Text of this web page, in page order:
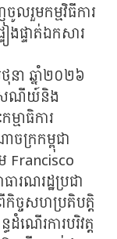
រួមកម្មវិធីការ
ៀងផ្ទាត់ឯកសារ
នា ឆ្នាំ២០២៦
ៃសណីយ៍និង
មាធិការ
ចក្រកម្ពុជា
Francisco
ារណរដ្ឋប្រជា
ច្ចសហប្រតិបត្តិ
ណើរការបរិវត្ត